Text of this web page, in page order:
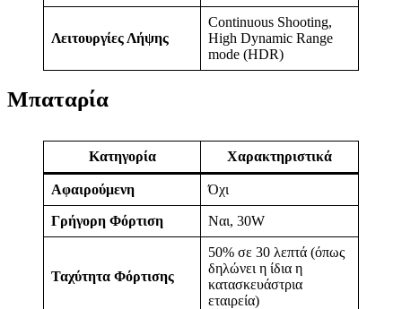
Λειτουργίες Λήψης
Continuous Shooting,
High Dynamic Range
mode (HDR)
Μπαταρία
Κατηγορία Χαρακτηριστικά
Αφαιρούμενη Όχι
Γρήγορη Φόρτιση Ναι, 30W
Ταχύτητα Φόρτισης
50% σε 30 λεπτά (όπως
δηλώνει η ίδια η
κατασκευάστρια
εταιρεία)